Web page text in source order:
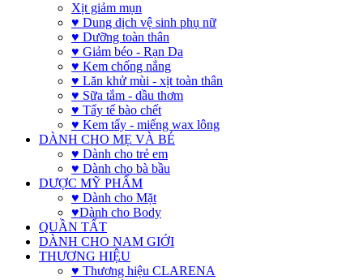
Xịt giảm mụn
♥ Dung dịch vệ sinh phụ nữ
♥ Dưỡng toàn thân
♥ Giảm béo - Rạn Da
♥ Kem chống nắng
♥ Lăn khử mùi - xịt toàn thân
♥ Sữa tắm - dầu thơm
♥ Tẩy tế bào chết
♥ Kem tẩy - miếng wax lông
DÀNH CHO MẸ VÀ BÉ
♥ Dành cho trẻ em
♥ Dành cho bà bầu
DƯỢC MỸ PHẨM
♥ Dành cho Mặt
♥Dành cho Body
QUẦN TẤT
DÀNH CHO NAM GIỚI
THƯƠNG HIỆU
♥ Thương hiệu CLARENA